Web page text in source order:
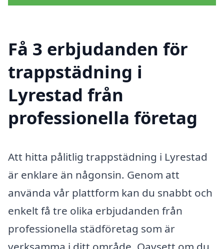
Få 3 erbjudanden för
trappstädning i
Lyrestad från
professionella företag
Att hitta pålitlig trappstädning i Lyrestad
är enklare än någonsin. Genom att
använda vår plattform kan du snabbt och
enkelt få tre olika erbjudanden från
professionella städföretag som är